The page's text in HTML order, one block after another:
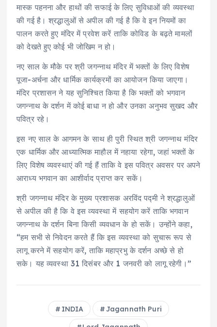
मास्क पहनना और हाथों की सफाई के लिए सुविधाओं की व्यवस्था
की गई है। श्रद्धालुओं से अपील की गई है कि वे इन नियमों का
पालन करते हुए मंदिर में प्रवेश करें ताकि कोविड के बढ़ते मामलों
को देखते हुए कोई भी जोखिम न हो।
नए साल के मौके पर श्री जगन्नाथ मंदिर में भक्तों के लिए विशेष
पूजा-अर्चना और धार्मिक कार्यक्रमों का आयोजन किया जाएगा।
मंदिर प्रशासन ने यह सुनिश्चित किया है कि भक्तों को भगवान
जगन्नाथ के दर्शन में कोई बाधा न हो और उनका अनुभव सुखद और
पवित्र रहे।
इस नए साल के आगमन के साथ ही पुरी स्थित श्री जगन्नाथ मंदिर
एक धार्मिक और आध्यात्मिक माहौल में नहाया रहेगा, जहां भक्तों के
लिए विशेष व्यवस्थाएं की गई हैं ताकि वे इस पवित्र अवसर पर अपने
आराध्य भगवान का आशीर्वाद प्राप्त कर सकें।
श्री जगन्नाथ मंदिर के मुख्य प्रशासक अरविंद पद्मी ने श्रद्धालुओं
से अपील की है कि वे इस व्यवस्था में सहयोग करें ताकि भगवान
जगन्नाथ के दर्शन बिना किसी व्यवधान के हो सकें। उन्होंने कहा,
“हम सभी से निवेदन करते हैं कि इस व्यवस्था को सुचारू रूप से
लागू करने में सहयोग करें, ताकि महाप्रभु के दर्शन अच्छे से हो
सके। यह व्यवस्था 31 दिसंबर और 1 जनवरी को लागू रहेगी।”
INDIA Jagannath Puri